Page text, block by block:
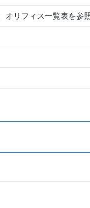
オリフィス一覧表を参